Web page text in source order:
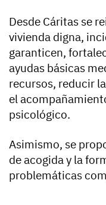
Desde Cáritas se
vivienda digna,
garanticen,
ayudas básicas
recursos, reducir
el
psicológico.
Asimismo, se
de acogida y la
problemáticas